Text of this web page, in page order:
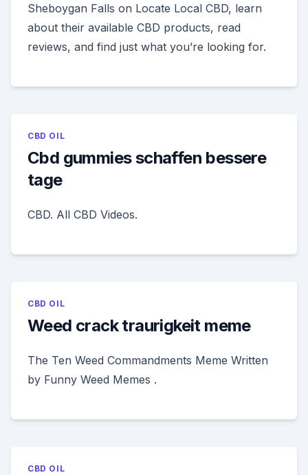
Sheboygan Falls on Locate Local CBD, learn
about their available CBD products, read
reviews, and find just what you’re looking for.
CBD OIL
Cbd gummies schaffen bessere
tage
CBD. All CBD Videos.
CBD OIL
Weed crack traurigkeit meme
The Ten Weed Commandments Meme Written
by Funny Weed Memes .
CBD OIL